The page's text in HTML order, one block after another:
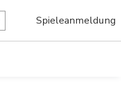
Spieleanmeldung